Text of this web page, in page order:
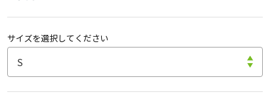
サイズを選択してください